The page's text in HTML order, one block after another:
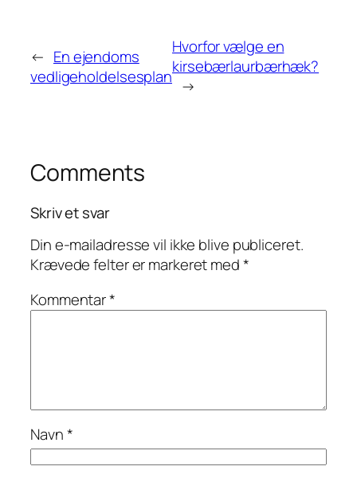
← En ejendoms
vedligeholdelsesplan
Hvorfor vælge en
kirsebærlaurbærhæk?
→
Comments
Skriv et svar
Din e-mailadresse vil ikke blive publiceret.
Krævede felter er markeret med*
Kommentar*
Navn*